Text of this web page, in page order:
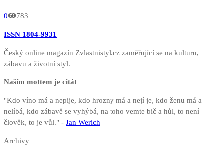
0 783
ISSN 1804-9931
Český online magazín Zvlastnistyl.cz zaměřující se na kulturu,
zábavu a životní styl.
Naším mottem je citát
"Kdo víno má a nepije, kdo hrozny má a nejí je, kdo ženu má a
nelíbá, kdo zábavě se vyhýbá, na toho vemte bič a hůl, to není
člověk, to je vůl." - Jan Werich
Archivy